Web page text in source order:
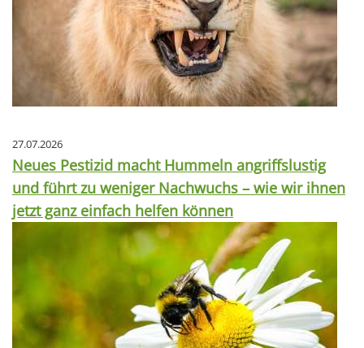
27.07.2026
Neues Pestizid macht Hummeln angriffslustig
und führt zu weniger Nachwuchs – wie wir ihnen
jetzt ganz einfach helfen können